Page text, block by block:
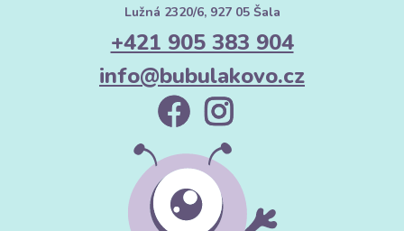
Lužná 2320/6, 927 05 Šala
+421 905 383 904
info@bubulakovo.cz